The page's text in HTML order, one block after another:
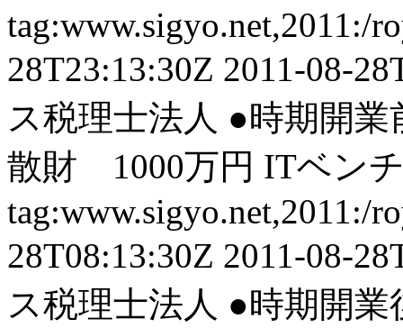
tag:www.sigyo.net,2011:/
28T23:13:30Z 2011-08-
ス税理士法人 ●時期開業
散財 1000万円 ITベン
tag:www.sigyo.net,2011:/
28T08:13:30Z 2011-08-
ス税理士法人 ●時期開業